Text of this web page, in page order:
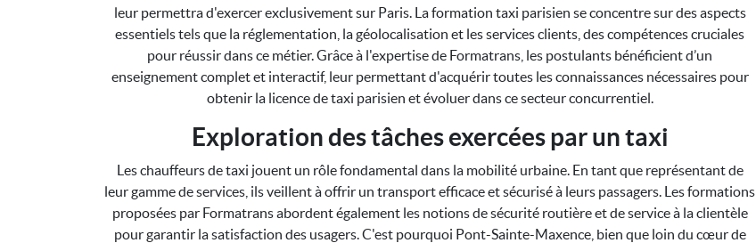
leur permettra d'exercer exclusivement sur Paris. La formation taxi parisien se concentre sur des aspects
essentiels tels que la réglementation, la géolocalisation et les services clients, des compétences cruciales
pour réussir dans ce métier. Grâce à l'expertise de Formatrans, les postulants bénéficient d’un
enseignement complet et interactif, leur permettant d'acquérir toutes les connaissances nécessaires pour
obtenir la licence de taxi parisien et évoluer dans ce secteur concurrentiel.
Exploration des tâches exercées par un taxi
Les chauffeurs de taxi jouent un rôle fondamental dans la mobilité urbaine. En tant que représentant de
leur gamme de services, ils veillent à offrir un transport efficace et sécurisé à leurs passagers. Les formations
proposées par Formatrans abordent également les notions de sécurité routière et de service à la clientèle
pour garantir la satisfaction des usagers. C'est pourquoi Pont-Sainte-Maxence, bien que loin du cœur de